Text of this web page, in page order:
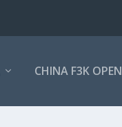
CHINA F3K OPEN